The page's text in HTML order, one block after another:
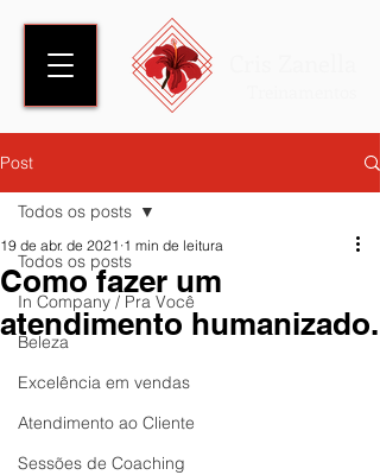
Post
Todos os posts
In Company / Pra Você
Beleza
Excelência em vendas
Atendimento ao Cliente
Sessões de Coaching
Todos os posts
Como fazer um
atendimento humanizado.
19 de abr. de 2021 1 min de leitura